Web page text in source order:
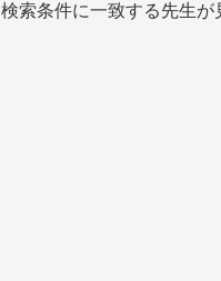
検索条件に一致する先生が